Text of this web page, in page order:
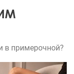
примерочной?